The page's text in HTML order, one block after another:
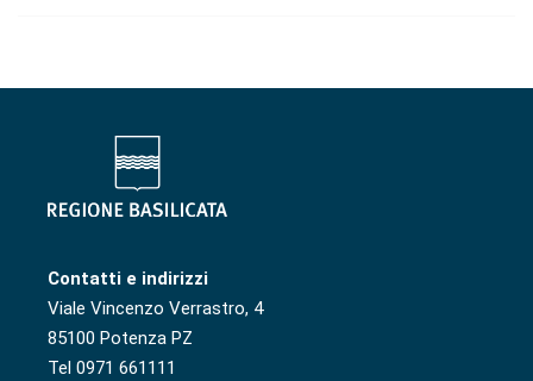
Contatti e indirizzi
Viale Vincenzo Verrastro, 4
85100 Potenza PZ
Tel 0971 661111